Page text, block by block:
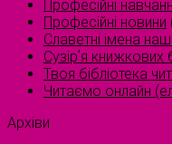
Професійні
Професійні новини
Славетні імена
Сузірʼя книжкових
Твоя бібліотека
Читаємо онлайн
Архіви